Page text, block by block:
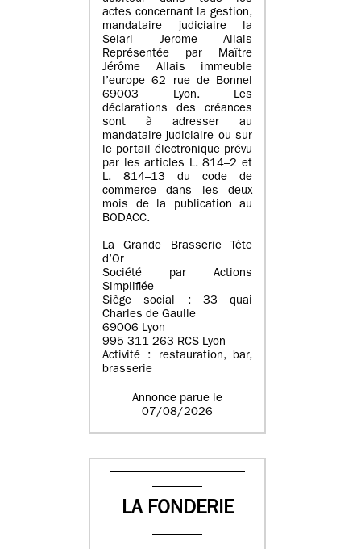
actes concernant la gestion,
mandataire judiciaire la
Selarl Jerome Allais
Représentée par Maître
Jérôme Allais immeuble
l’europe 62 rue de Bonnel
69003 Lyon. Les
déclarations des créances
sont à adresser au
mandataire judiciaire ou sur
le portail électronique prévu
par les articles L. 814–2 et
L. 814–13 du code de
commerce dans les deux
mois de la publication au
BODACC.
La Grande Brasserie Tête
d’Or
Société par Actions
Simplifiée
Siège social : 33 quai
Charles de Gaulle
69006 Lyon
995 311 263 RCS Lyon
Activité : restauration, bar,
brasserie
Annonce parue le
07/08/2026
LA FONDERIE